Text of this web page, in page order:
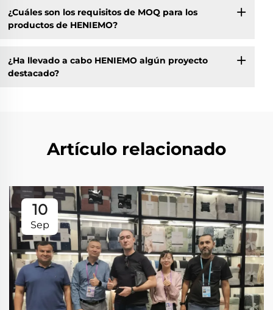
¿Cuáles son los requisitos de MOQ para los
productos de HENIEMO?
¿Ha llevado a cabo HENIEMO algún proyecto
destacado?
Artículo relacionado
10
Sep